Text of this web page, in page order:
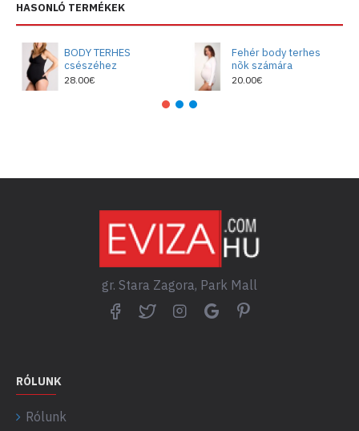
HASONLÓ TERMÉKEK
BODY TERHES
csészéhez
28.00€
Fehér body terhes
nõk számára
20.00€
gr. Stara Zagora, Park Mall
RÓLUNK
Rólunk